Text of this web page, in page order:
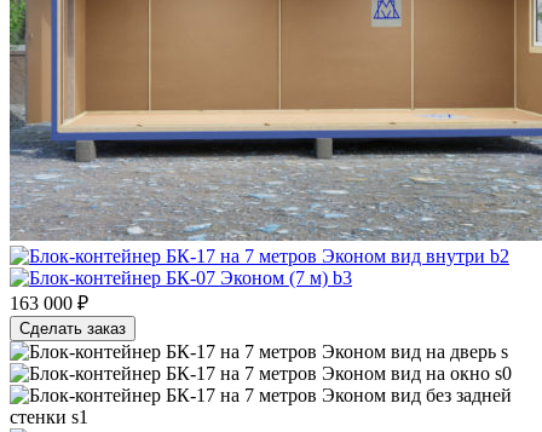
163 000 ₽
Сделать заказ